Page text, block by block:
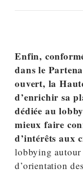
Enfin,
dans le
ouvert, la
d’enrichir sa
dédiée au
mieux faire
d’intérêts aux
lobbying
d’orientation